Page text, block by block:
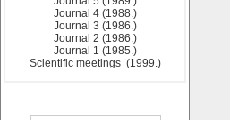
Journal 4 (1988.)
Journal 3 (1986.)
Journal 2 (1986.)
Journal 1 (1985.)
Scientific meetings (1999.)